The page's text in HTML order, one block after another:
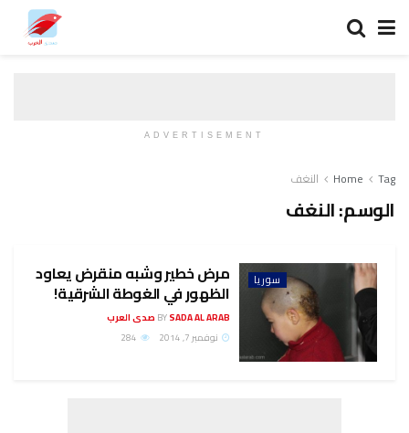
ADVERTISEMENT
Home Tag النغف
الوسم:النغف
سوريا مرض خطير وشبه منقرض يعاود
الظهور في الغوطة الشرقية!
BYSADA AL ARAB صدى العرب
نوفمبر 7, 2014